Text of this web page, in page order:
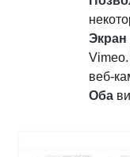
Экран
веб-
Оба